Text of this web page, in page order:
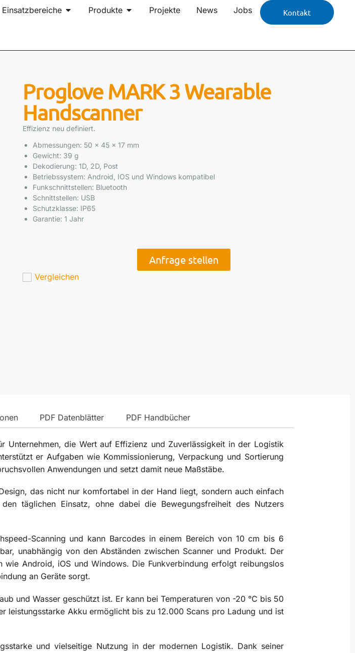
Einsatzbereiche Produkte Projekte News Jobs Kontakt
Proglove MARK 3 Wearable
Handscanner
Effizienz neu definiert.
Abmessungen: 50 x 45 x 17 mm
Gewicht: 39 g
Dekodierung: 1D, 2D, Post
Betriebssystem: Android, IOS und Windows kompatibel
Funkschnittstellen: Bluetooth
Schnittstellen: USB
Schutzklasse: IP65
Garantie: 1 Jahr
Anfrage stellen
Vergleichen
PDF Datenblätter PDF Handbücher
die Wert auf Effizienz und Zuverlässigkeit in der Logistik
er Aufgaben wie Kommissionierung, Verpackung und Sortierung
Anwendungen und setzt damit neue Maßstäbe.
das nicht nur komfortabel in der Hand liegt, sondern auch einfach
täglichen Einsatz, ohne dabei die Bewegungsfreiheit des Nutzers
Scanning und kann Barcodes in einem Bereich von 10 cm bis 6
unabhängig von den Abständen zwischen Scanner und Produkt. Der
Android, iOS und Windows. Die Funkverbindung erfolgt reibungslos
an Geräte sorgt.
und Wasser geschützt ist. Er kann bei Temperaturen von -20 °C bis 50
leistungsstarke Akku ermöglicht bis zu 12.000 Scans pro Ladung und ist
und vielseitige Nutzung in der modernen Logistik. Dank seiner